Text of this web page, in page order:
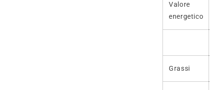
Valore
energetico
Grassi